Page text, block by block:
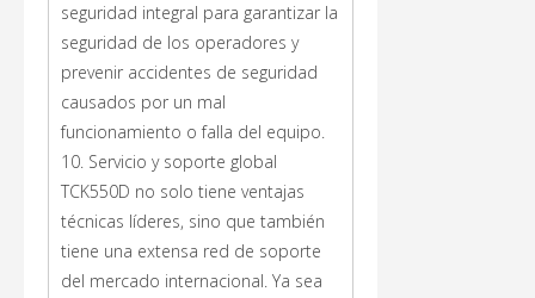
seguridad integral para garantizar la
seguridad de los operadores y
prevenir accidentes de seguridad
causados por un mal
funcionamiento o falla del equipo.
10. Servicio y soporte global
TCK550D no solo tiene ventajas
técnicas líderes, sino que también
tiene una extensa red de soporte
del mercado internacional. Ya sea